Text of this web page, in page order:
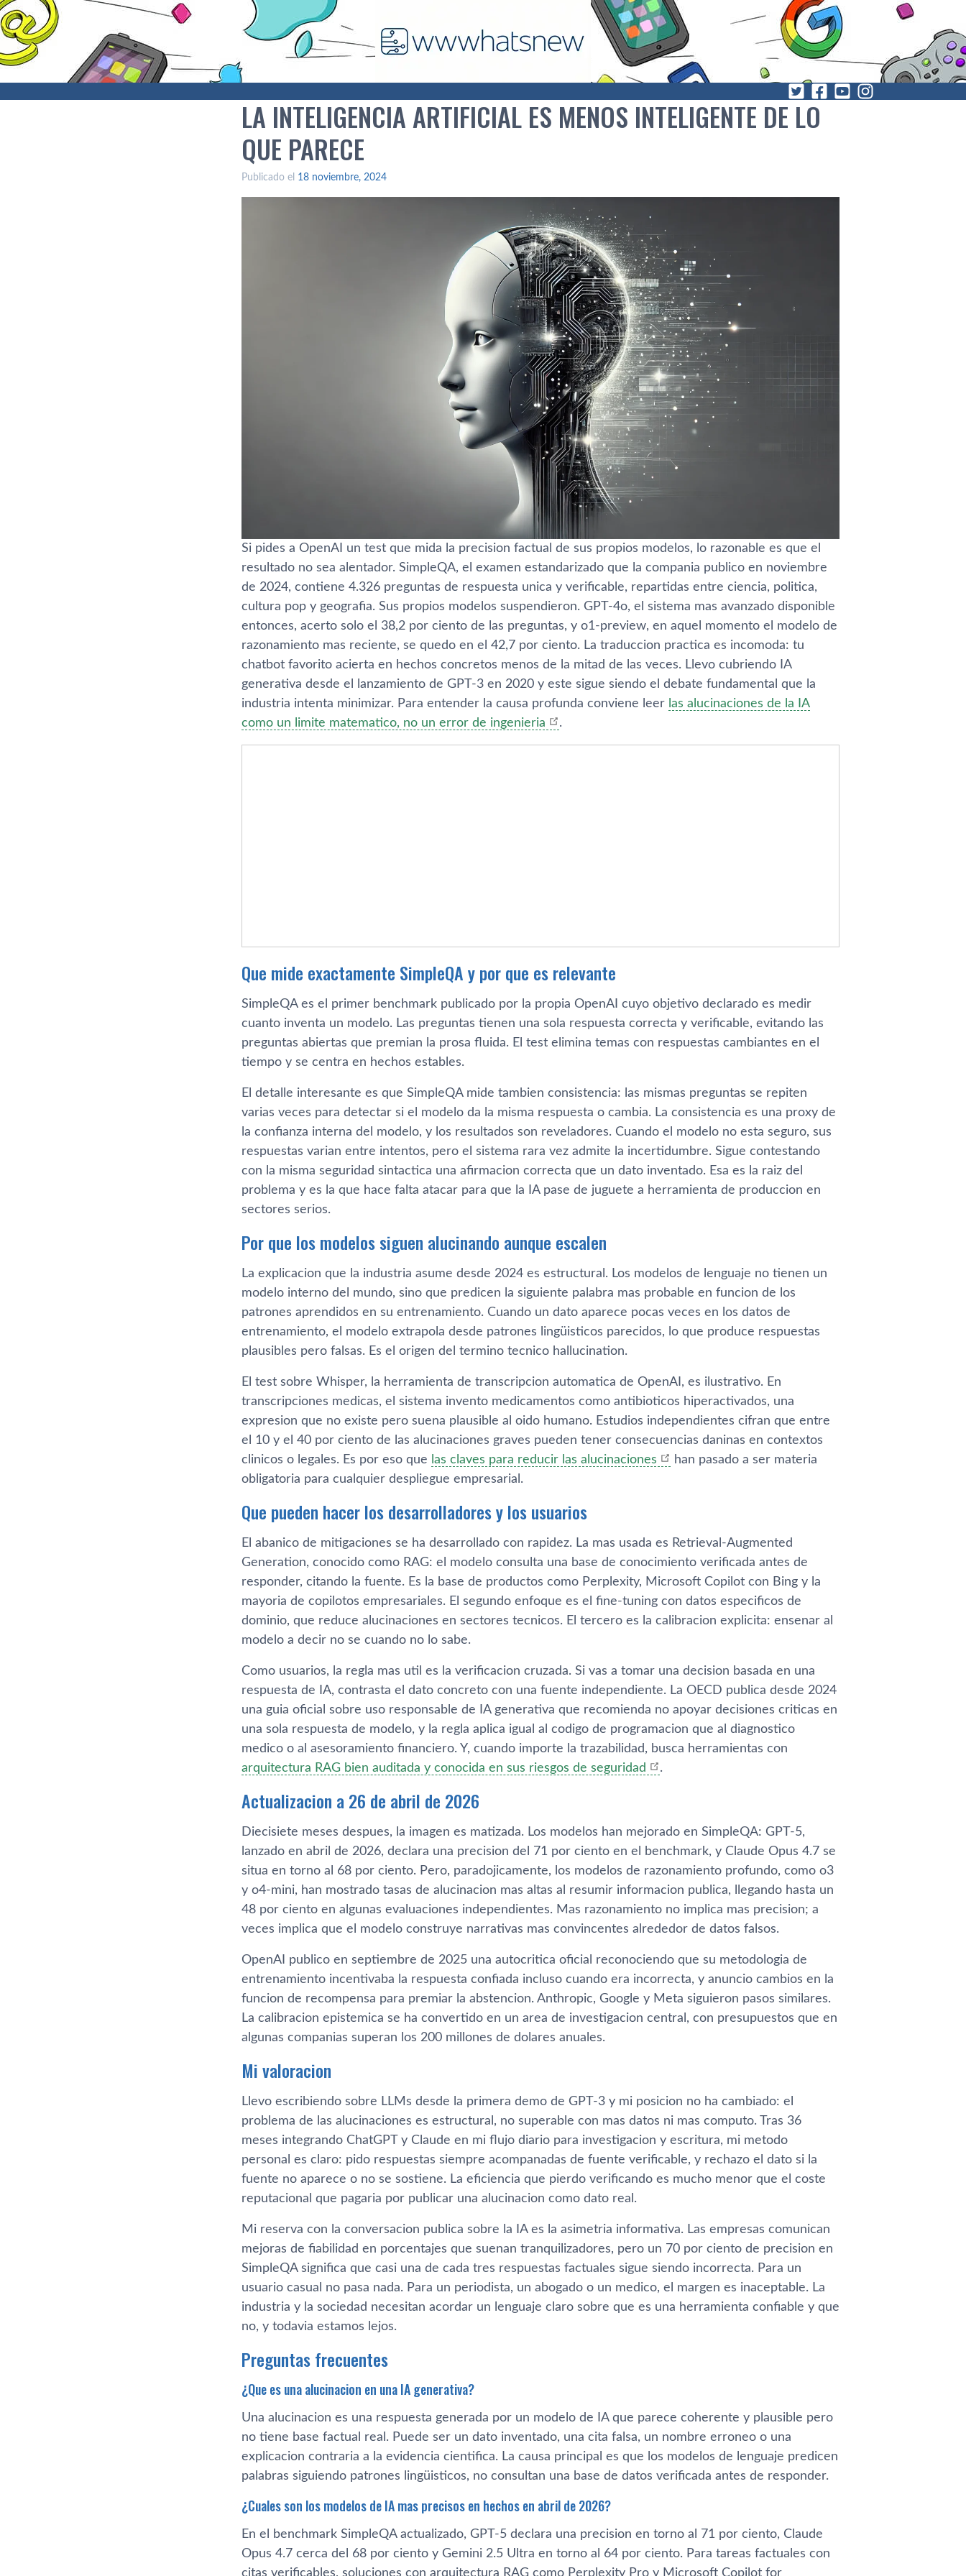
LA INTELIGENCIA ARTIFICIAL ES MENOS INTELIGENTE DE LO
QUE PARECE
Publicado el 18 noviembre, 2024
Si pides a OpenAI un test que mida la precision factual de sus propios modelos, lo razonable es que el
resultado no sea alentador. SimpleQA, el examen estandarizado que la compania publico en noviembre
de 2024, contiene 4.326 preguntas de respuesta unica y verificable, repartidas entre ciencia, politica,
cultura pop y geografia. Sus propios modelos suspendieron. GPT-4o, el sistema mas avanzado disponible
entonces, acerto solo el 38,2 por ciento de las preguntas, y o1-preview, en aquel momento el modelo de
razonamiento mas reciente, se quedo en el 42,7 por ciento. La traduccion practica es incomoda: tu
chatbot favorito acierta en hechos concretos menos de la mitad de las veces. Llevo cubriendo IA
generativa desde el lanzamiento de GPT-3 en 2020 y este sigue siendo el debate fundamental que la
industria intenta minimizar. Para entender la causa profunda conviene leer las alucinaciones de la IA
como un limite matematico, no un error de ingenieria
.
Que mide exactamente SimpleQA y por que es relevante
SimpleQA es el primer benchmark publicado por la propia OpenAI cuyo objetivo declarado es medir
cuanto inventa un modelo. Las preguntas tienen una sola respuesta correcta y verificable, evitando las
preguntas abiertas que premian la prosa fluida. El test elimina temas con respuestas cambiantes en el
tiempo y se centra en hechos estables.
El detalle interesante es que SimpleQA mide tambien consistencia: las mismas preguntas se repiten
varias veces para detectar si el modelo da la misma respuesta o cambia. La consistencia es una proxy de
la confianza interna del modelo, y los resultados son reveladores. Cuando el modelo no esta seguro, sus
respuestas varian entre intentos, pero el sistema rara vez admite la incertidumbre. Sigue contestando
con la misma seguridad sintactica una afirmacion correcta que un dato inventado. Esa es la raiz del
problema y es la que hace falta atacar para que la IA pase de juguete a herramienta de produccion en
sectores serios.
Por que los modelos siguen alucinando aunque escalen
La explicacion que la industria asume desde 2024 es estructural. Los modelos de lenguaje no tienen un
modelo interno del mundo, sino que predicen la siguiente palabra mas probable en funcion de los
patrones aprendidos en su entrenamiento. Cuando un dato aparece pocas veces en los datos de
entrenamiento, el modelo extrapola desde patrones lingüisticos parecidos, lo que produce respuestas
plausibles pero falsas. Es el origen del termino tecnico hallucination.
El test sobre Whisper, la herramienta de transcripcion automatica de OpenAI, es ilustrativo. En
transcripciones medicas, el sistema invento medicamentos como antibioticos hiperactivados, una
expresion que no existe pero suena plausible al oido humano. Estudios independientes cifran que entre
el 10 y el 40 por ciento de las alucinaciones graves pueden tener consecuencias daninas en contextos
clinicos o legales. Es por eso que las claves para reducir las alucinaciones
han pasado a ser materia
obligatoria para cualquier despliegue empresarial.
Que pueden hacer los desarrolladores y los usuarios
El abanico de mitigaciones se ha desarrollado con rapidez. La mas usada es Retrieval-Augmented
Generation, conocido como RAG: el modelo consulta una base de conocimiento verificada antes de
responder, citando la fuente. Es la base de productos como Perplexity, Microsoft Copilot con Bing y la
mayoria de copilotos empresariales. El segundo enfoque es el fine-tuning con datos especificos de
dominio, que reduce alucinaciones en sectores tecnicos. El tercero es la calibracion explicita: ensenar al
modelo a decir no se cuando no lo sabe.
Como usuarios, la regla mas util es la verificacion cruzada. Si vas a tomar una decision basada en una
respuesta de IA, contrasta el dato concreto con una fuente independiente. La OECD publica desde 2024
una guia oficial sobre uso responsable de IA generativa que recomienda no apoyar decisiones criticas en
una sola respuesta de modelo, y la regla aplica igual al codigo de programacion que al diagnostico
medico o al asesoramiento financiero. Y, cuando importe la trazabilidad, busca herramientas con
arquitectura RAG bien auditada y conocida en sus riesgos de seguridad
.
Actualizacion a 26 de abril de 2026
Diecisiete meses despues, la imagen es matizada. Los modelos han mejorado en SimpleQA: GPT-5,
lanzado en abril de 2026, declara una precision del 71 por ciento en el benchmark, y Claude Opus 4.7 se
situa en torno al 68 por ciento. Pero, paradojicamente, los modelos de razonamiento profundo, como o3
y o4-mini, han mostrado tasas de alucinacion mas altas al resumir informacion publica, llegando hasta un
48 por ciento en algunas evaluaciones independientes. Mas razonamiento no implica mas precision; a
veces implica que el modelo construye narrativas mas convincentes alrededor de datos falsos.
OpenAI publico en septiembre de 2025 una autocritica oficial reconociendo que su metodologia de
entrenamiento incentivaba la respuesta confiada incluso cuando era incorrecta, y anuncio cambios en la
funcion de recompensa para premiar la abstencion. Anthropic, Google y Meta siguieron pasos similares.
La calibracion epistemica se ha convertido en un area de investigacion central, con presupuestos que en
algunas companias superan los 200 millones de dolares anuales.
Mi valoracion
Llevo escribiendo sobre LLMs desde la primera demo de GPT-3 y mi posicion no ha cambiado: el
problema de las alucinaciones es estructural, no superable con mas datos ni mas computo. Tras 36
meses integrando ChatGPT y Claude en mi flujo diario para investigacion y escritura, mi metodo
personal es claro: pido respuestas siempre acompanadas de fuente verificable, y rechazo el dato si la
fuente no aparece o no se sostiene. La eficiencia que pierdo verificando es mucho menor que el coste
reputacional que pagaria por publicar una alucinacion como dato real.
Mi reserva con la conversacion publica sobre la IA es la asimetria informativa. Las empresas comunican
mejoras de fiabilidad en porcentajes que suenan tranquilizadores, pero un 70 por ciento de precision en
SimpleQA significa que casi una de cada tres respuestas factuales sigue siendo incorrecta. Para un
usuario casual no pasa nada. Para un periodista, un abogado o un medico, el margen es inaceptable. La
industria y la sociedad necesitan acordar un lenguaje claro sobre que es una herramienta confiable y que
no, y todavia estamos lejos.
Preguntas frecuentes
¿Que es una alucinacion en una IA generativa?
Una alucinacion es una respuesta generada por un modelo de IA que parece coherente y plausible pero
no tiene base factual real. Puede ser un dato inventado, una cita falsa, un nombre erroneo o una
explicacion contraria a la evidencia cientifica. La causa principal es que los modelos de lenguaje predicen
palabras siguiendo patrones lingüisticos, no consultan una base de datos verificada antes de responder.
¿Cuales son los modelos de IA mas precisos en hechos en abril de 2026?
En el benchmark SimpleQA actualizado, GPT-5 declara una precision en torno al 71 por ciento, Claude
Opus 4.7 cerca del 68 por ciento y Gemini 2.5 Ultra en torno al 64 por ciento. Para tareas factuales con
citas verificables, soluciones con arquitectura RAG como Perplexity Pro y Microsoft Copilot for